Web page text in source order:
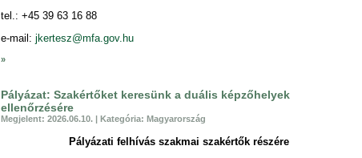
tel.: +45 39 63 16 88
e-mail: jkertesz@mfa.gov.hu
»
Pályázat: Szakértőket keresünk a duális képzőhelyek
ellenőrzésére
Megjelent: 2026.06.10. | Kategória: Magyarország
Pályázati felhívás szakmai szakértők részére